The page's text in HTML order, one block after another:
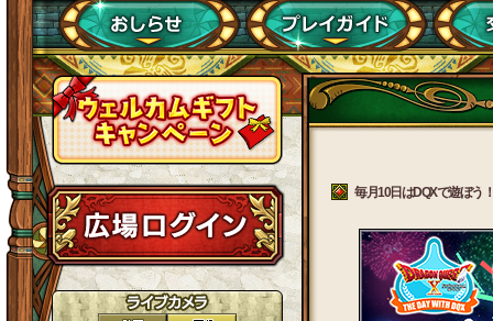
毎月10日はDQXで遊ぼう